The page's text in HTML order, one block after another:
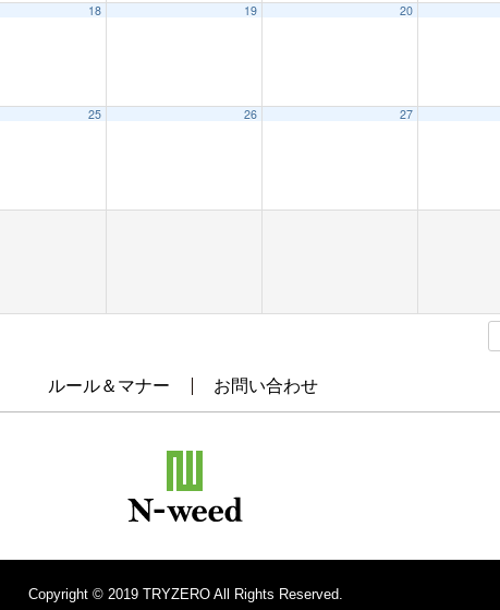
18 19 20
25 26 27
ルール＆マナー お問い合わせ
Copyright © 2019 TRYZERO All Rights Reserved.